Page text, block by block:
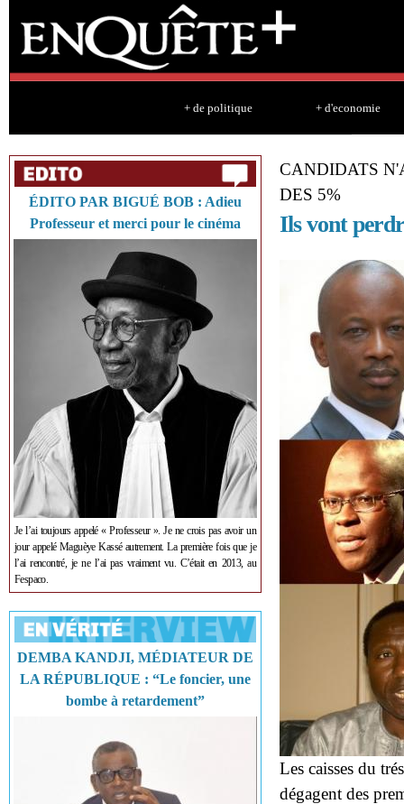
+ de politique + d'economie
ÉDITO PAR BIGUÉ BOB : Adieu
Professeur et merci pour le cinéma
Je l’ai toujours appelé « Professeur ». Je ne crois pas avoir un
jour appelé Maguèye Kassé autrement. La première fois que je
l’ai rencontré, je ne l’ai pas vraiment vu. C’était en 2013, au
Fespaco.
DEMBA KANDJI, MÉDIATEUR DE
LA RÉPUBLIQUE : “Le foncier, une
bombe à retardement”
CANDIDATS
DES 5%
Ils vont
Les caisses du
dégagent des